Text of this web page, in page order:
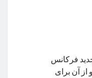
فرکانس
از آن برای